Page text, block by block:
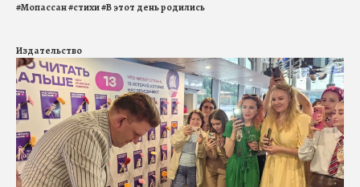
#Мопассан#стихи#В этот день родились
Издательство